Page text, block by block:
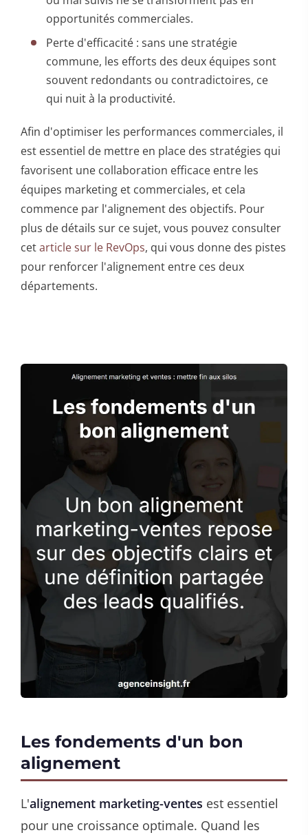
opportunités commerciales.
Perte d'efficacité : sans une stratégie
commune, les efforts des deux équipes sont
souvent redondants ou contradictoires, ce
qui nuit à la productivité.
Afin d'optimiser les performances commerciales, il
est essentiel de mettre en place des stratégies qui
favorisent une collaboration efficace entre les
équipes marketing et commerciales, et cela
commence par l'alignement des objectifs. Pour
plus de détails sur ce sujet, vous pouvez consulter
cetarticle sur le RevOps, qui vous donne des pistes
pour renforcer l'alignement entre ces deux
départements.
Les fondements d'un bon
alignement
L'alignement marketing-ventes est essentiel
pour une croissance optimale. Quand les